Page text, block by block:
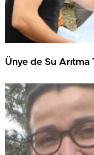
Ünye de Su Arıtma